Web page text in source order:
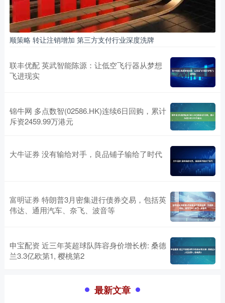
顺策略 转让注销增加 第三方支付行业深度洗牌
联丰优配 英武智能陈源：让低空飞行器从梦想
飞进现实
锦牛网 多点数智(02586.HK)连续6日回购，累计
斥资2459.99万港元
大牛证券 没有输给对手，良品铺子输给了时代
富明证券 特朗普3月密集进行债券交易，包括英
伟达、通用汽车、奈飞、波音等
申宝配资 近三年英超球队阵容身价增长榜: 桑德
兰3.3亿欧第1, 樱桃第2
最新文章